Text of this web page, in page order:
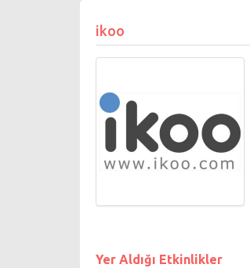
ikoo
Yer Aldığı Etkinlikler